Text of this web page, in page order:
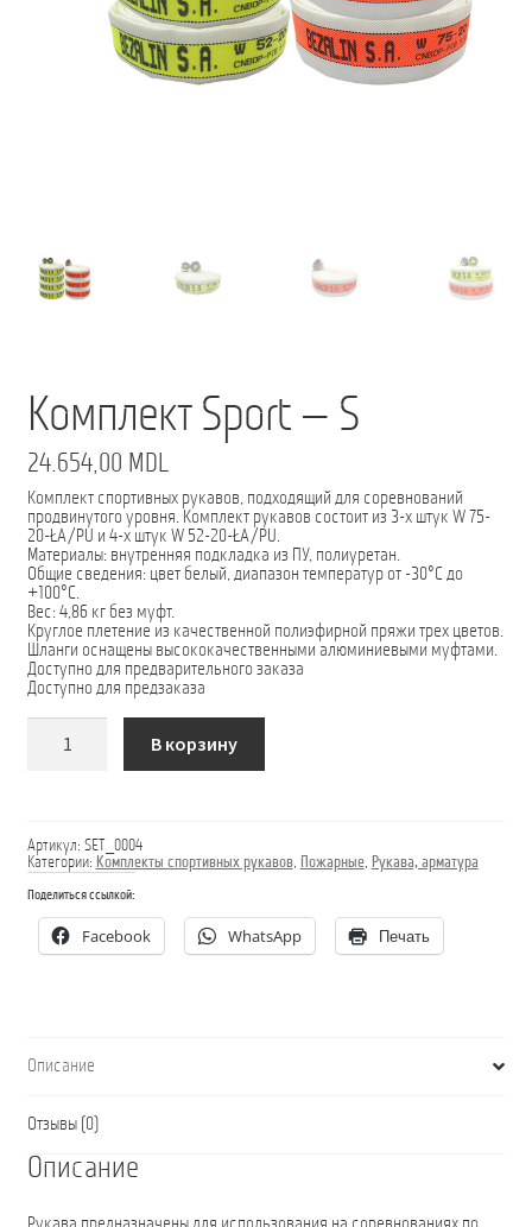
Мой аккаунт
Пожарная Техника
Условия
Школьный автобус Ford Transit M2
Комплект Sport — S
24.654,00 MDL
Комплект спортивных рукавов, подходящий для соревнований
продвинутого уровня. Комплект рукавов состоит из 3-х штук W 75-
20-ŁA/PU и 4-х штук W 52-20-ŁA/PU.
Материалы: внутренняя подкладка из ПУ, полиуретан.
Общие сведения: цвет белый, диапазон температур от -30°C до
+100°C.
Вес: 4,86 ​​кг без муфт.
Круглое плетение из качественной полиэфирной пряжи трех цветов.
Шланги оснащены высококачественными алюминиевыми муфтами.
Доступно для предварительного заказа
Доступно для предзаказа
товара
В корзину
Артикул: SET_0004
Категории: Комплекты спортивных рукавов, Пожарные, Рукава, арматура
Поделиться ссылкой:
Facebook WhatsApp Печать
Описание
Отзывы (0)
Описание